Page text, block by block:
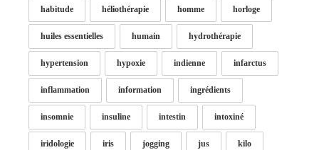
habitude héliothérapie homme horloge
huiles essentielles humain hydrothérapie
hypertension hypoxie indienne infarctus
inflammation information ingrédients
insomnie insuline intestin intoxiné
iridologie iris jogging jus kilo